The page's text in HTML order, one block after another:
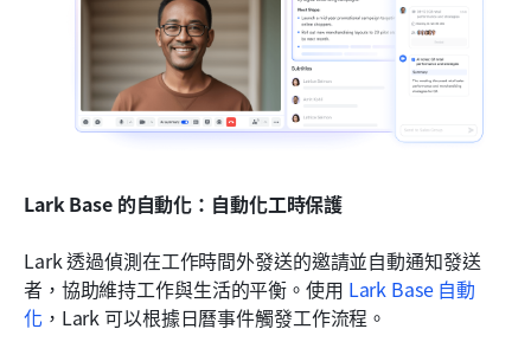
Lark Base 的自動化：自動化工時保護
Lark 透過偵測在工作時間外發送的邀請並自動通知發送
者，協助維持工作與生活的平衡。使用 Lark Base 自動
化 ，Lark 可以根據日曆事件觸發工作流程。